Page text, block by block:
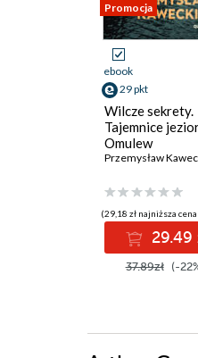
Promocja
ebook
29 pkt
Wilcze sekrety.
Tajemnice
Omulew
Przemysław
(29,18 zł najniższa
29.49
37.89zł (-